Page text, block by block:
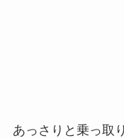
あっさりと乗っ取